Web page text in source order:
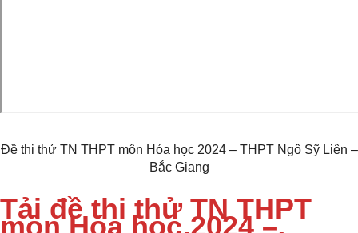
Đề thi thử TN THPT môn Hóa học 2024 – THPT Ngô Sỹ Liên –
Bắc Giang
Tải đề thi thử TN THPT
môn Hóa học 2024 –